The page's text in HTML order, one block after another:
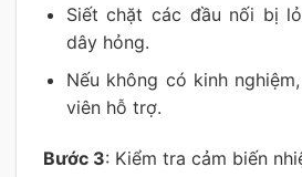
Siết chặt các đầu nối bị
dây hỏng.
Nếu không có kinh
viên hỗ trợ.
Bước 3: Kiểm tra cảm biến